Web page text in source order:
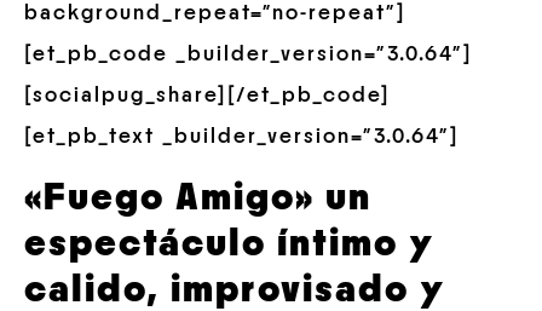
background_repeat=”no-repeat”]
[et_pb_code _builder_version=”3.0.64″]
[socialpug_share][/et_pb_code]
[et_pb_text _builder_version=”3.0.64″]
«Fuego Amigo» un
espectáculo íntimo y
calido, improvisado y